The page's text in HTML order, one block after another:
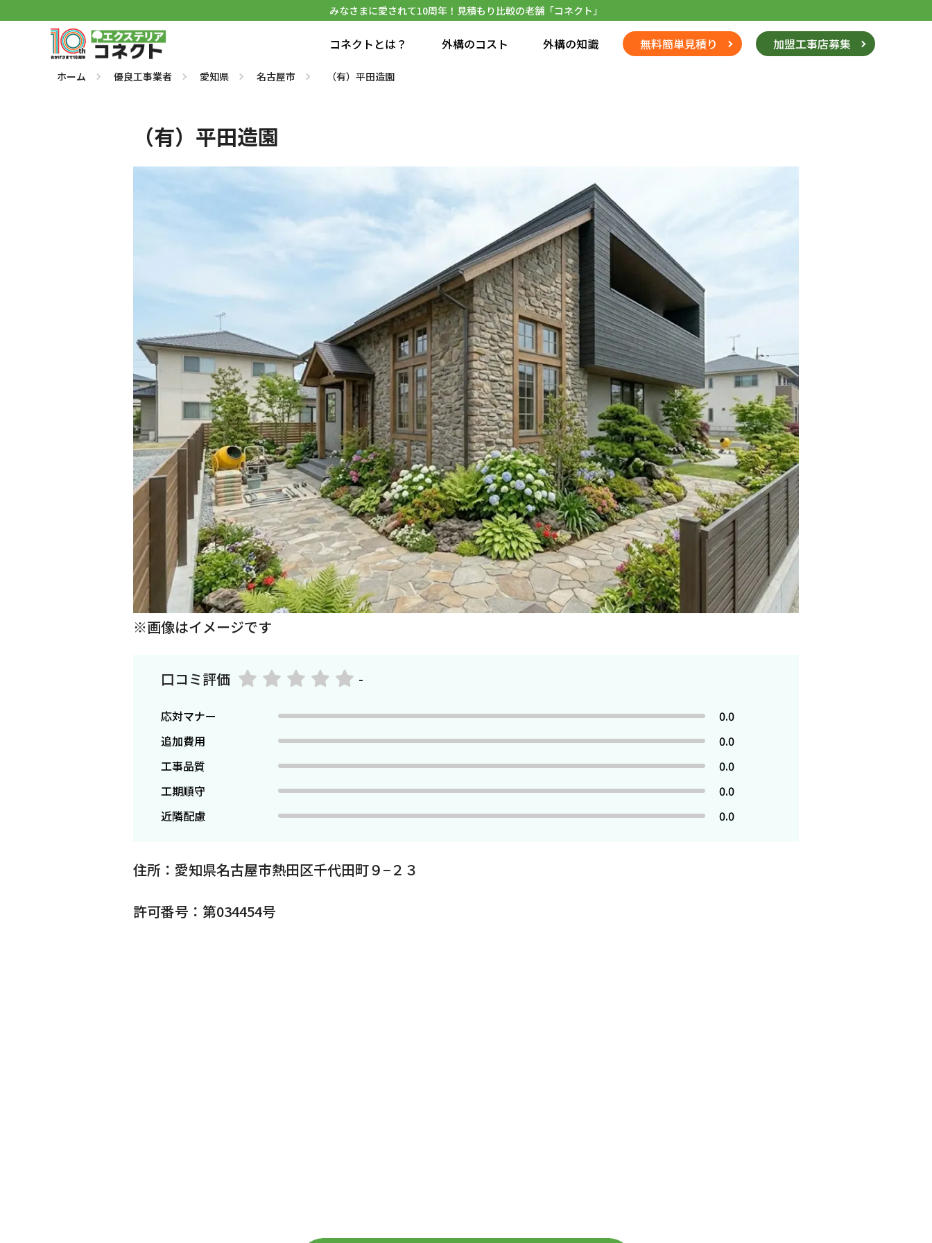
みなさまに愛されて10周年！見積もり比較の老舗「コネクト」
コネクトとは？ 外構のコスト 外構の知識 無料簡単見積り 加盟工事店募集
ホーム 優良工事業者 愛知県 名古屋市 （有）平田造園
（有）平田造園
※画像はイメージです
口コミ評価 -
応対マナー
0.0
追加費用
0.0
工事品質
0.0
工期順守
0.0
近隣配慮
0.0
住所：愛知県名古屋市熱田区千代田町９−２３
許可番号：第034454号